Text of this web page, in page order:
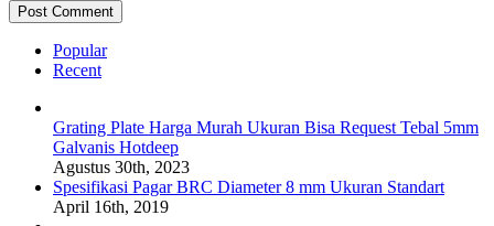
Popular
Recent
Grating Plate Harga Murah Ukuran Bisa Request Tebal 5mm
Galvanis Hotdeep
Agustus 30th, 2023
Spesifikasi Pagar BRC Diameter 8 mm Ukuran Standart
April 16th, 2019